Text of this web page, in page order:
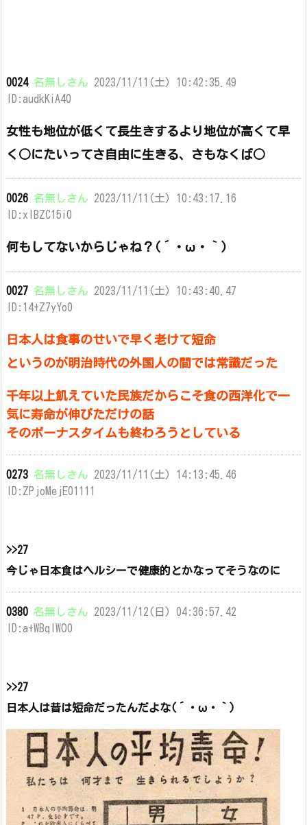
0024 名無しさん 2023/11/11(土) 10:42:35.49
ID:audkKiA40
女性も地位が低くて長生きするより地位が高くて早
く○にたいってさ自由に生きる、さもなくば○
0026 名無しさん 2023/11/11(土) 10:43:17.16
ID:xIBZC15i0
何もしてないからじゃね？(´・ω・｀)
0027 名無しさん 2023/11/11(土) 10:43:40.47
ID:14+Z7yYo0
日本人は食事のせいで早く老けて短命
というのが明治時代の外国人の間では常識だった
千年以上飢えていた民族だからこそ食の西洋化で一
気に寿命が伸びただけの話
そのボーナスタイムも終わろうとしている
0273 名無しさん 2023/11/11(土) 14:13:45.46
ID:ZPjoMejE01111
>>27
今じゃ日本食はヘルシーで健康的とかなってそうなのに
0380 名無しさん 2023/11/12(日) 04:36:57.42
ID:a+WBqlWO0
>>27
日本人は昔は短命だったんだよな(´・ω・｀)